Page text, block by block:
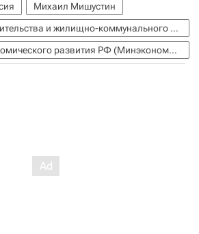
Михаил Мишустин
Министерство строительства и жилищно-коммунального хозяйства РФ (Минстрой России)
Министерство экономического развития РФ (Минэкономразвития России)